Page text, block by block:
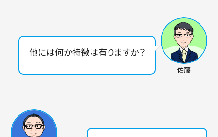
他には何か特徴は有りますか？
佐藤